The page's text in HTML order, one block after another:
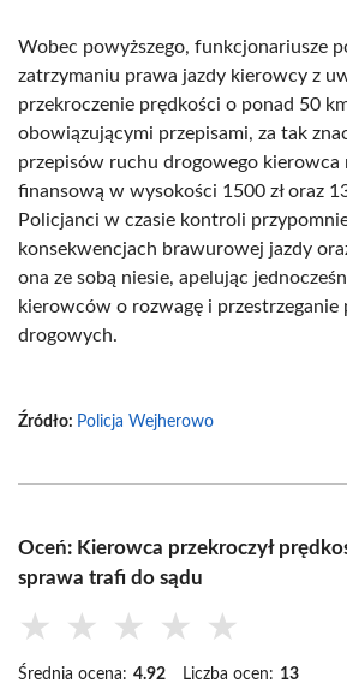
Wobec powyższego, funkcjonariusze
zatrzymaniu prawa jazdy kierowcy z
przekroczenie prędkości o ponad 50
obowiązującymi przepisami, za tak
przepisów ruchu drogowego kierowca
finansową w wysokości 1500 zł oraz
Policjanci w czasie kontroli
konsekwencjach brawurowej jazdy
ona ze sobą niesie, apelując
kierowców o rozwagę i przestrzeganie
drogowych.
Źródło: Policja Wejherowo
Oceń: Kierowca przekroczył
sprawa trafi do sądu
★ ★ ★ ★ ★
Średnia ocena: 4.92 Liczba ocen: 13